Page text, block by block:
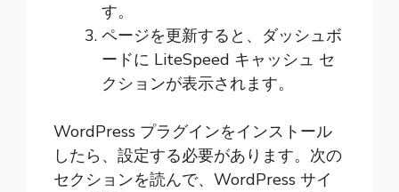
す。
ページを更新すると、ダッシュボ
ードに LiteSpeed キャッシュ セ
クションが表示されます。
WordPress プラグインをインストール
したら、設定する必要があります。次の
セクションを読んで、WordPress サイ